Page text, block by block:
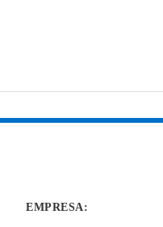
EMPRESA: